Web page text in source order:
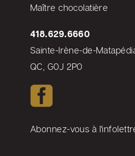
Maître chocolatière
418.629.6660
Sainte-Irène-de-
QC, G0J 2P0
Abonnez-vous à